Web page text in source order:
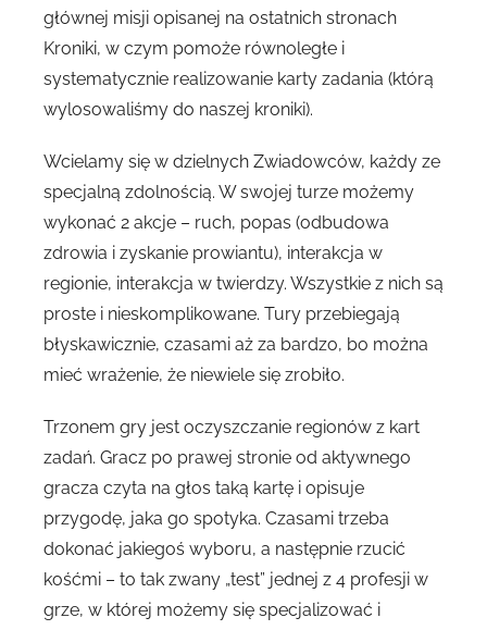
głównej misji opisanej na ostatnich stronach
Kroniki, w czym pomoże równoległe i
systematycznie realizowanie karty zadania (którą
wylosowaliśmy do naszej kroniki).
Wcielamy się w dzielnych Zwiadowców, każdy ze
specjalną zdolnością. W swojej turze możemy
wykonać 2 akcje – ruch, popas (odbudowa
zdrowia i zyskanie prowiantu), interakcja w
regionie, interakcja w twierdzy. Wszystkie z nich są
proste i nieskomplikowane. Tury przebiegają
błyskawicznie, czasami aż za bardzo, bo można
mieć wrażenie, że niewiele się zrobiło.
Trzonem gry jest oczyszczanie regionów z kart
zadań. Gracz po prawej stronie od aktywnego
gracza czyta na głos taką kartę i opisuje
przygodę, jaka go spotyka. Czasami trzeba
dokonać jakiegoś wyboru, a następnie rzucić
kośćmi – to tak zwany „test” jednej z 4 profesji w
grze, w której możemy się specjalizować i